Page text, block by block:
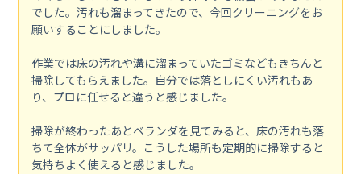
でした。汚れも溜まってきたので、今回クリーニングをお
願いすることにしました。
作業では床の汚れや溝に溜まっていたゴミなどもきちんと
掃除してもらえました。自分では落としにくい汚れもあ
り、プロに任せると違うと感じました。
掃除が終わったあとベランダを見てみると、床の汚れも落
ちて全体がサッパリ。こうした場所も定期的に掃除すると
気持ちよく使えると感じました。